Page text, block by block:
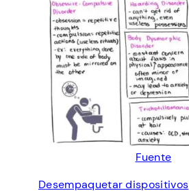
Fuente
Desempaquetar dispositivos